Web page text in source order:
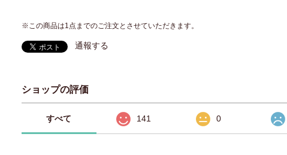
※この商品は1点までのご注文とさせていただきます。
通報する
ショップの評価
すべて 141 0